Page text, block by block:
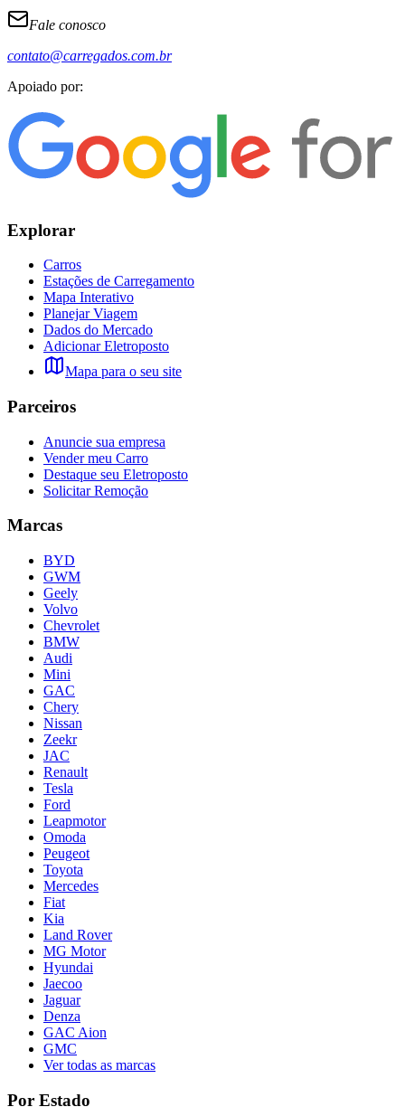
Fale conosco
contato@carregados.com.br
Apoiado por:
Explorar
Carros
Estações de Carregamento
Mapa Interativo
Planejar Viagem
Dados do Mercado
Adicionar Eletroposto
Mapa para o seu site
Parceiros
Anuncie sua empresa
Vender meu Carro
Destaque seu Eletroposto
Solicitar Remoção
Marcas
BYD
GWM
Geely
Volvo
Chevrolet
BMW
Audi
Mini
GAC
Chery
Nissan
Zeekr
JAC
Renault
Tesla
Ford
Leapmotor
Omoda
Peugeot
Toyota
Mercedes
Fiat
Kia
Land Rover
MG Motor
Hyundai
Jaecoo
Jaguar
Denza
GAC Aion
GMC
Ver todas as marcas
Por Estado